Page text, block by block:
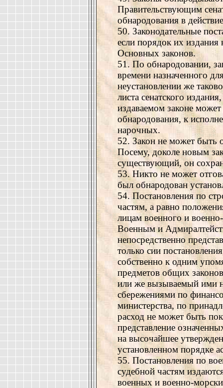
Правительствующим
обнародования в
50. Законодательные
если порядок их издания
Основных законов.
51. По обнародовании,
времени назначенного
неустановлении же
листа сенатского
издаваемом законе
обнародования, к
нарочных.
52. Закон не может быть
Посему, доколе новым
существующий, он
53. Никто не может
был обнародован
54. Постановления по
частям, а равно
лицам военного и
Военным и
непосредственно
только сии
собственно к одним
предметов общих
или же вызываемый ими
сбережениями по
министерства, по
расход не может быть
представление
на высочайшее
установленном порядке
55. Постановления по
судебной частям
военных и военно-